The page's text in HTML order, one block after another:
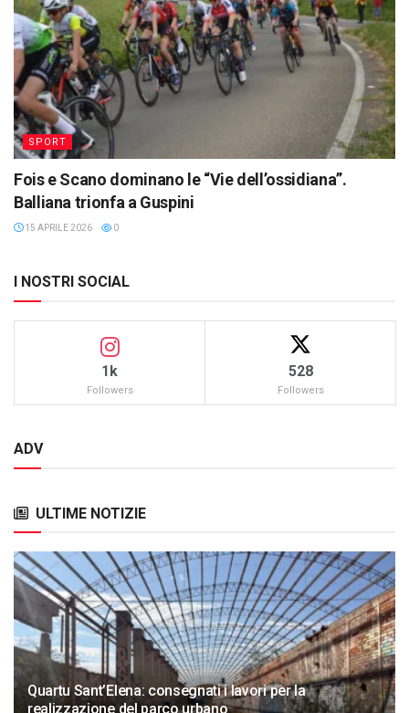
SPORT
Fois e Scano dominano le “Vie dell’ossidiana”.
Balliana trionfa a Guspini
15 APRILE 2026 0
I NOSTRI SOCIAL
1k
Followers
528
Followers
ADV
ULTIME NOTIZIE
Quartu Sant’Elena: consegnati i lavori per la
realizzazione del parco urbano